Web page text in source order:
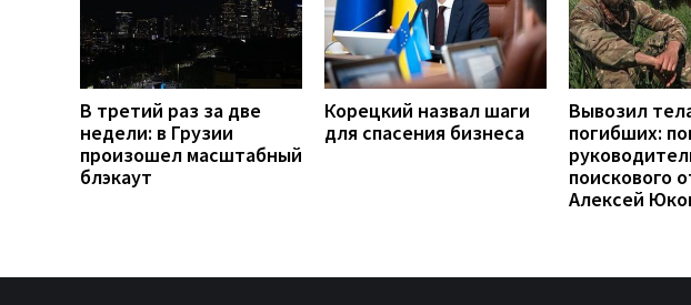
В третий раз за две
недели: в Грузии
произошел масштабный
блэкаут
Корецкий назвал шаги
для спасения бизнеса
Вывозил
погибших:
поискового
Алексей